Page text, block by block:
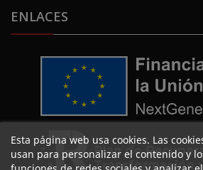
ENLACES
Esta página web usa cookies. Las
usan para personalizar el contenido y